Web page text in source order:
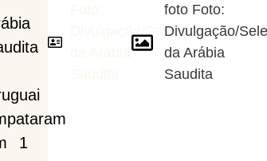
1
Divulgação/Seleção
foto Foto:
Divulgação/
da Arábia
Saudita